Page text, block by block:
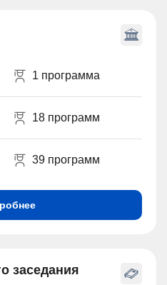
1 программа
18 программ
39 программ
заседания